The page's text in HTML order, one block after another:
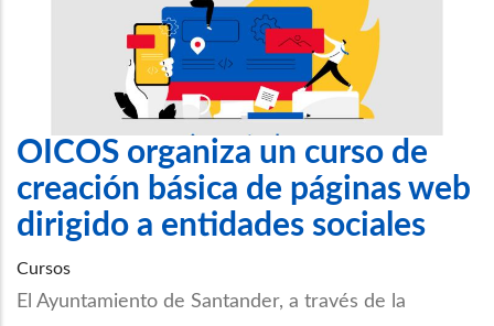
OICOS organiza un curso de
creación básica de páginas web
dirigido a entidades sociales
Cursos
El Ayuntamiento de Santander, a través de la